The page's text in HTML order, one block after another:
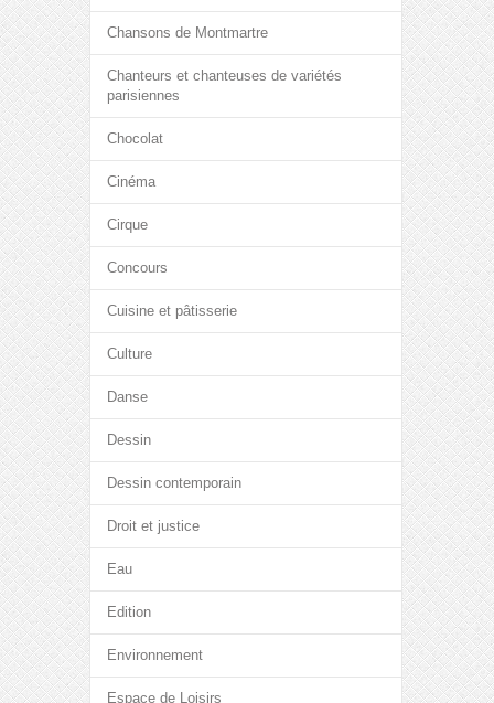
Chansons de Montmartre
Chanteurs et chanteuses de variétés
parisiennes
Chocolat
Cinéma
Cirque
Concours
Cuisine et pâtisserie
Culture
Danse
Dessin
Dessin contemporain
Droit et justice
Eau
Edition
Environnement
Espace de Loisirs